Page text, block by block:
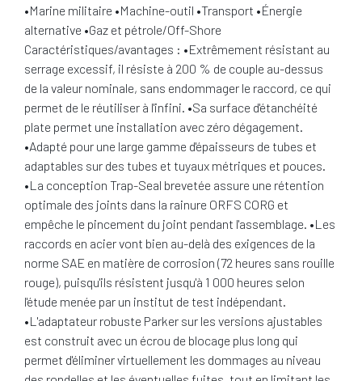
•Marine militaire •Machine-outil •Transport •Énergie
alternative •Gaz et pétrole/Off-Shore
Caractéristiques/avantages : •Extrêmement résistant au
serrage excessif, il résiste à 200 % de couple au-dessus
de la valeur nominale, sans endommager le raccord, ce qui
permet de le réutiliser à l'infini. •Sa surface d'étanchéité
plate permet une installation avec zéro dégagement.
•Adapté pour une large gamme d'épaisseurs de tubes et
adaptables sur des tubes et tuyaux métriques et pouces.
•La conception Trap-Seal brevetée assure une rétention
optimale des joints dans la rainure ORFS CORG et
empêche le pincement du joint pendant l'assemblage. •Les
raccords en acier vont bien au-delà des exigences de la
norme SAE en matière de corrosion (72 heures sans rouille
rouge), puisqu'ils résistent jusqu'à 1 000 heures selon
l'étude menée par un institut de test indépendant.
•L'adaptateur robuste Parker sur les versions ajustables
est construit avec un écrou de blocage plus long qui
permet d'éliminer virtuellement les dommages au niveau